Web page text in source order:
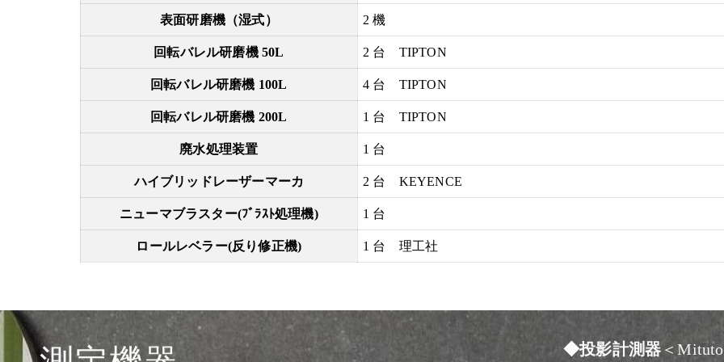
表面研磨機（湿式） 2 機
回転バレル研磨機 50L 2 台 TIPTON
回転バレル研磨機 100L 4 台 TIPTON
回転バレル研磨機 200L 1 台 TIPTON
廃水処理装置 1 台
ハイブリッドレーザーマーカ 2 台 KEYENCE
ニューマブラスター(ﾌﾞﾗｽﾄ処理機) 1 台
ロールレベラー(反り修正機) 1 台 理工社
◆投影計測器 ＜